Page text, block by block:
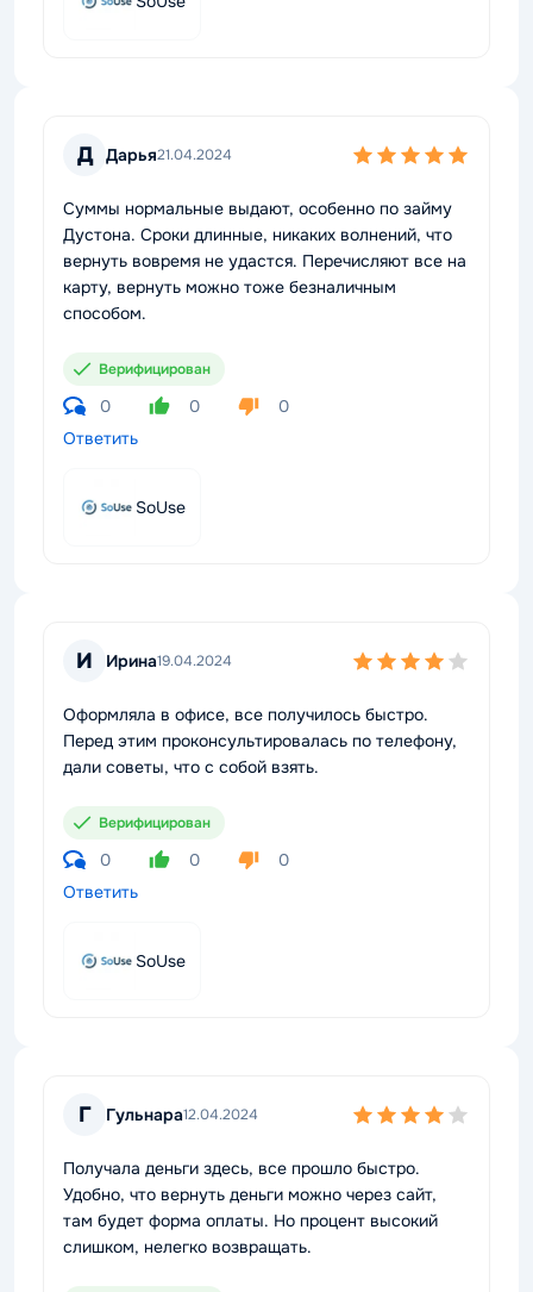
Д Дарья21.04.2024
Суммы нормальные выдают, особенно по займу
Дустона. Сроки длинные, никаких волнений, что
вернуть вовремя не удастся. Перечисляют все на
карту, вернуть можно тоже безналичным
способом.
Верифицирован
0 0
0
Ответить
SoUse
И Ирина19.04.2024
Оформляла в офисе, все получилось быстро.
Перед этим проконсультировалась по телефону,
дали советы, что с собой взять.
Верифицирован
0 0
0
Ответить
SoUse
Г Гульнара12.04.2024
Получала деньги здесь, все прошло быстро.
Удобно, что вернуть деньги можно через сайт,
там будет форма оплаты. Но процент высокий
слишком, нелегко возвращать.